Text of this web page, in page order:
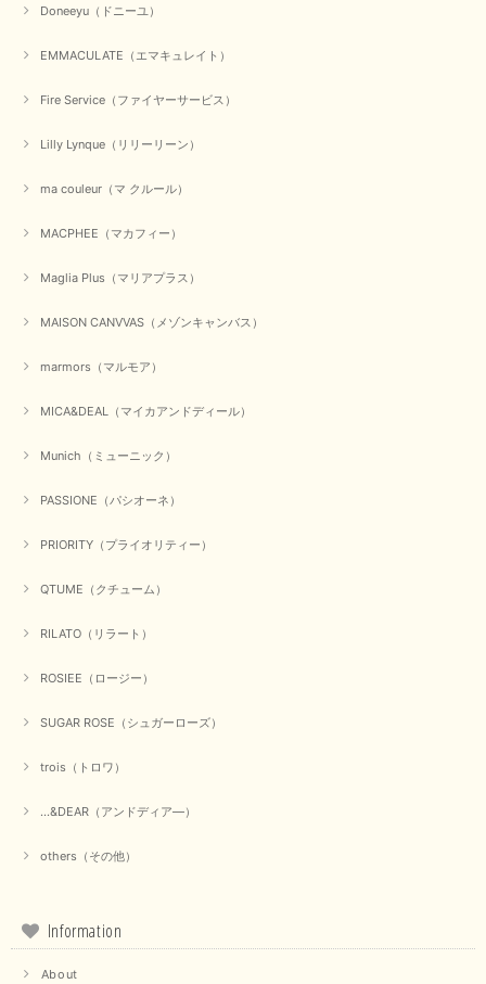
Doneeyu（ドニーユ）
EMMACULATE（エマキュレイト）
Fire Service（ファイヤーサービス）
Lilly Lynque（リリーリーン）
ma couleur（マ クルール）
MACPHEE（マカフィー）
Maglia Plus（マリアプラス）
MAISON CANVVAS（メゾンキャンバス）
marmors（マルモア）
MICA&DEAL（マイカアンドディール）
Munich（ミューニック）
PASSIONE（パシオーネ）
PRIORITY（プライオリティー）
QTUME（クチューム）
RILATO（リラート）
ROSIEE（ロージー）
SUGAR ROSE（シュガーローズ）
trois（トロワ）
...&DEAR（アンドディア―）
others（その他）
Information
About